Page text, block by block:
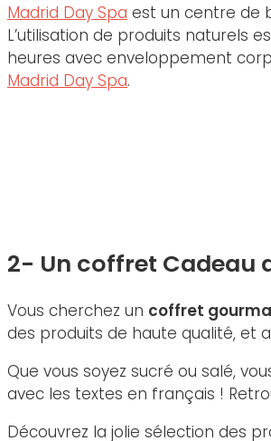
Madrid Day Spa est un centre de
L’utilisation de produits naturels
heures avec enveloppement
Madrid Day Spa.
2- Un coffret Cadeau
Vous cherchez un coffret
des produits de haute qualité, et
Que vous soyez sucré ou salé,
avec les textes en français !
Découvrez la jolie sélection des